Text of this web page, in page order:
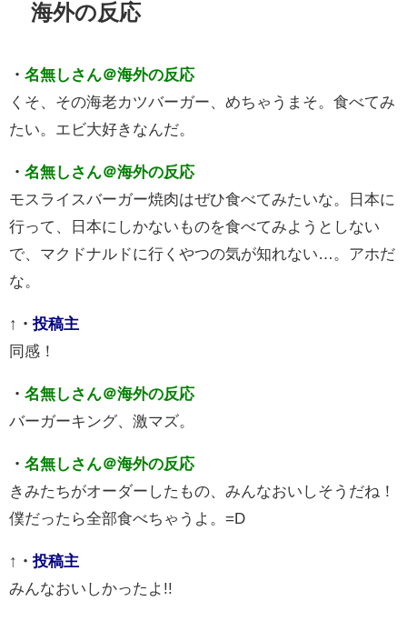
海外の反応
・ 名無しさん＠海外の反応
くそ、その海老カツバーガー、めちゃうまそ。食べてみ
たい。エビ大好きなんだ。
・ 名無しさん＠海外の反応
モスライスバーガー焼肉はぜひ食べてみたいな。日本に
行って、日本にしかないものを食べてみようとしない
で、マクドナルドに行くやつの気が知れない…。アホだ
な。
↑ ・ 投稿主
同感！
・ 名無しさん＠海外の反応
バーガーキング、激マズ。
・ 名無しさん＠海外の反応
きみたちがオーダーしたもの、みんなおいしそうだね！
僕だったら全部食べちゃうよ。=D
↑ ・ 投稿主
みんなおいしかったよ!!